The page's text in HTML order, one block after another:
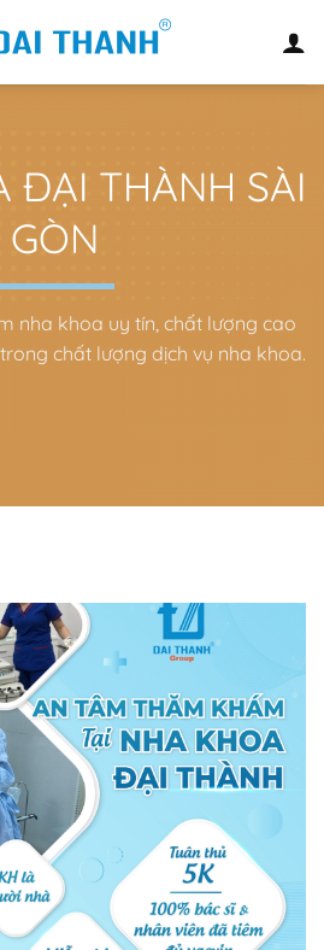
ĐẠI THÀNH SÀI
GÒN
nha khoa uy tín, chất lượng cao
chất lượng dịch vụ nha khoa.